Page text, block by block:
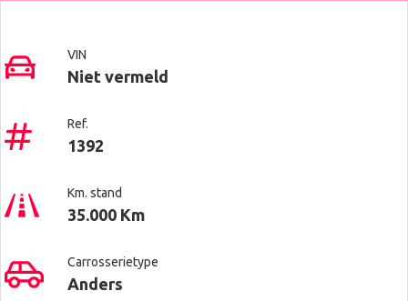
VIN
Niet vermeld
Ref.
1392
Km. stand
35.000 Km
Carrosserietype
Anders